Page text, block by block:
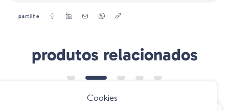
Disponíveis em preto ou transparente.
partilhe
produtos relacionados
Cookies